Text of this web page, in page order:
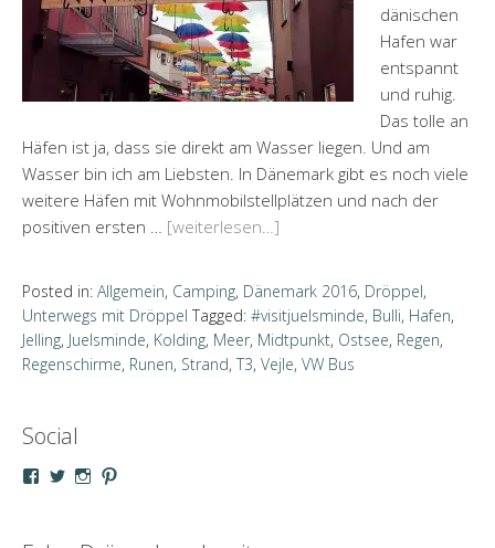
dänischen
Hafen war
entspannt
und ruhig.
Das tolle an
Häfen ist ja, dass sie direkt am Wasser liegen. Und am
Wasser bin ich am Liebsten. In Dänemark gibt es noch viele
weitere Häfen mit Wohnmobilstellplätzen und nach der
positiven ersten … [weiterlesen…]
Posted in: Allgemein, Camping, Dänemark 2016, Dröppel,
Unterwegs mit Dröppel Tagged: #visitjuelsminde, Bulli, Hafen,
Jelling, Juelsminde, Kolding, Meer, Midtpunkt, Ostsee, Regen,
Regenschirme, Runen, Strand, T3, Vejle, VW Bus
Social
ProfilProfilProfilProfil